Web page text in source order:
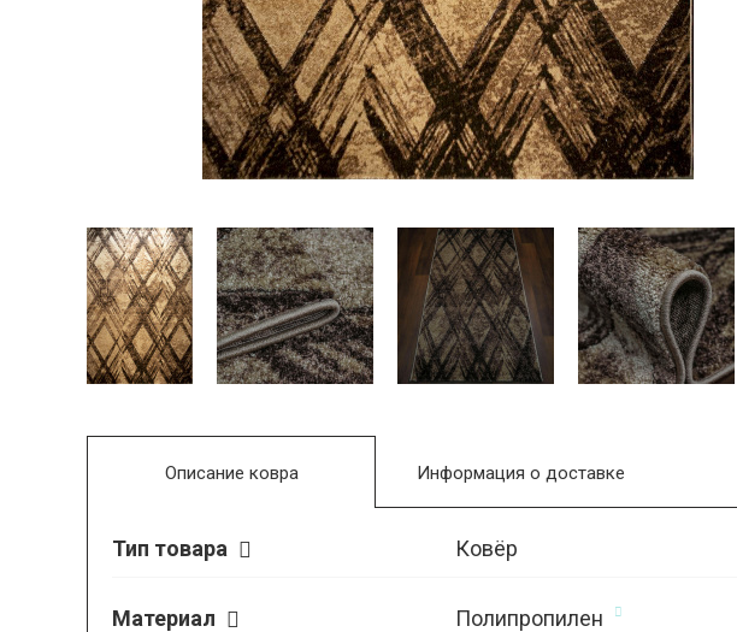
Описание ковра
Тип товара Ковёр
Материал Полипропилен
Информация о доставке